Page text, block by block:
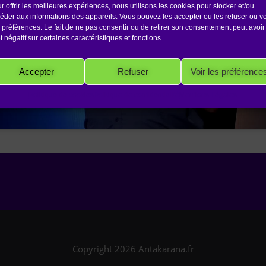
offrir les meilleures expériences, nous utilisons les cookies pour stocker et/ou
aux informations des appareils. Vous pouvez les accepter ou les refuser ou
préférences. Le fait de ne pas consentir ou de retirer son consentement peut avoir
négatif sur certaines caractéristiques et fonctions.
Accepter Refuser Voir les
Cliquez pour accepter les cookies
marketing et activer ce contenu
Copyright 2026 Antakarana.fr